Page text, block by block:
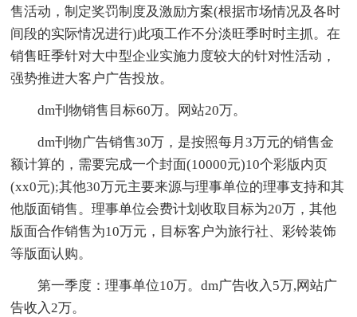
售活动，制定奖罚制度及激励方案(根据市场情况及各时
间段的实际情况进行)此项工作不分淡旺季时时主抓。在
销售旺季针对大中型企业实施力度较大的针对性活动，
强势推进大客户广告投放。
dm刊物销售目标60万。网站20万。
dm刊物广告销售30万，是按照每月3万元的销售金
额计算的，需要完成一个封面(10000元)10个彩版内页
(xx0元);其他30万元主要来源与理事单位的理事支持和其
他版面销售。理事单位会费计划收取目标为20万，其他
版面合作销售为10万元，目标客户为旅行社、彩铃装饰
等版面认购。
第一季度：理事单位10万。dm广告收入5万,网站广
告收入2万。